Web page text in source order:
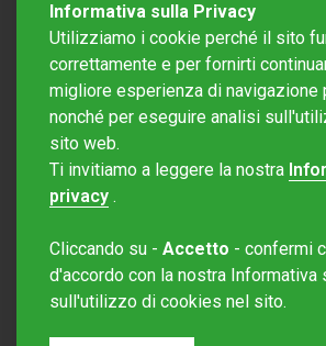
Editore Rotostampa SA
Sito creato da
Informativa sulla Privacy
Utilizziamo i cookie perché il sito
correttamente e per fornirti
migliore esperienza di navigazione
nonché per eseguire analisi
sito web.
Ti invitiamo a leggere la nostra
privacy .
Cliccando su - Accetto - confermi
d'accordo con la nostra Informativa
sull'utilizzo di cookies nel sito.